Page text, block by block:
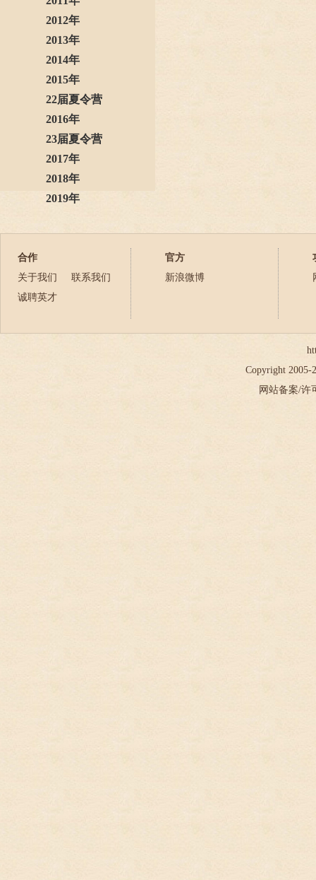
2012年
2013年
2014年
2015年
22届夏令营
2016年
23届夏令营
2017年
2018年
2019年
2021年
2023年
2024年
2026年
合作
关于我们
联系我们
诚聘英才
官方
新浪微博
Copyright 2005-
网站备案/许